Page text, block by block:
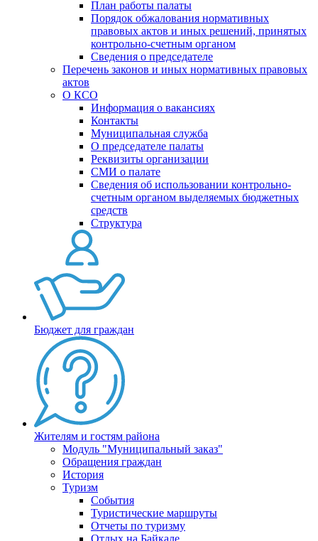
План работы палаты
Порядок обжалования нормативных
правовых актов и иных решений, принятых
контрольно-счетным органом
Сведения о председателе
Перечень законов и иных нормативных правовых
актов
О КСО
Информация о вакансиях
Контакты
Муниципальная служба
О председателе палаты
Реквизиты организации
СМИ о палате
Сведения об использовании контрольно-
счетным органом выделяемых бюджетных
средств
Структура
Бюджет для граждан
Жителям и гостям района
Модуль "Муниципальный заказ"
Обращения граждан
История
Туризм
События
Туристические маршруты
Отчеты по туризму
Отдых на Байкале